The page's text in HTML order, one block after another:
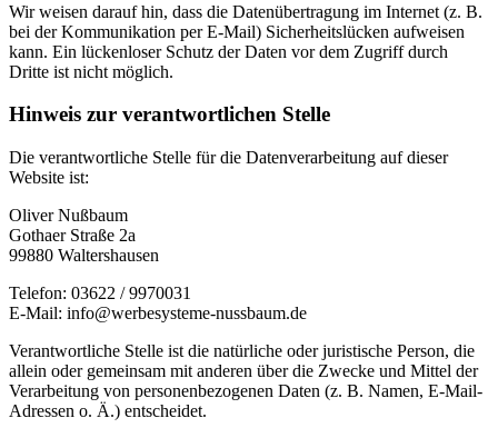
Wir weisen darauf hin, dass die Datenübertragung im Internet (z. B.
bei der Kommunikation per E-Mail) Sicherheitslücken aufweisen
kann. Ein lückenloser Schutz der Daten vor dem Zugriff durch
Dritte ist nicht möglich.
Hinweis zur verantwortlichen Stelle
Die verantwortliche Stelle für die Datenverarbeitung auf dieser
Website ist:
Oliver Nußbaum
Gothaer Straße 2a
99880 Waltershausen
Telefon: 03622 / 9970031
E-Mail: info@werbesysteme-nussbaum.de
Verantwortliche Stelle ist die natürliche oder juristische Person, die
allein oder gemeinsam mit anderen über die Zwecke und Mittel der
Verarbeitung von personenbezogenen Daten (z. B. Namen, E-Mail-
Adressen o. Ä.) entscheidet.